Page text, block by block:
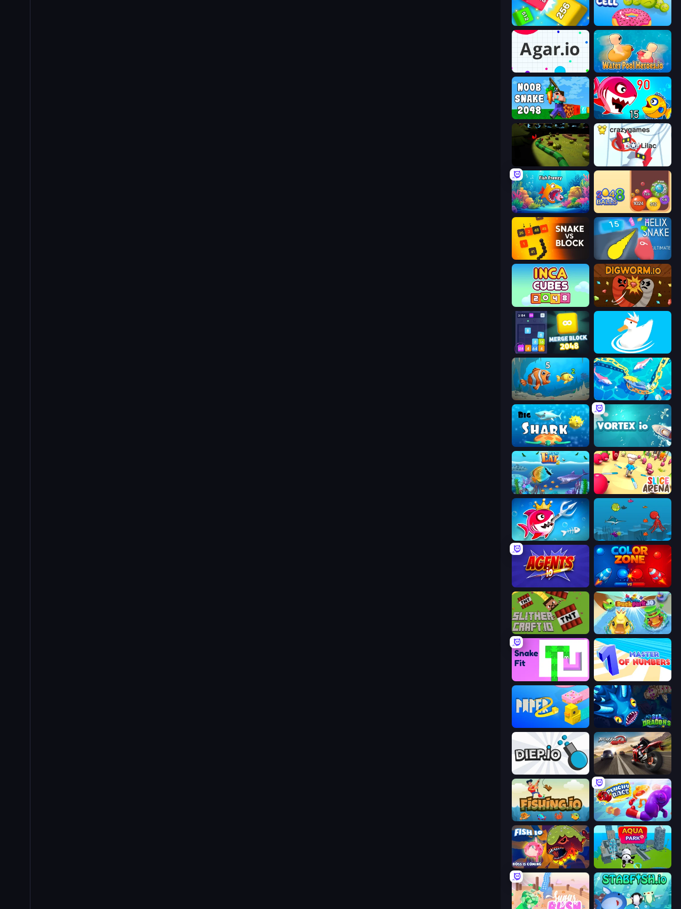
Qube 2048 Boom Cell
Agar.io Water Pool Heroes.io
Noob Snake 2048 Fish Eat Getting Big
Axy Snake 3D Snowball.io
Fish Frenzy Crazy 2048 Balls
Snake VS Block Helix Snake
Inca Cubes 2048 Digworm.io
Merge Block 2048 Ducklings
Hungry Ocean: Eat, Feed and Grow Fish Deep Sea Duel
Big Shark Vortex.io
Let Me Eat 2: Feeding Madness Slice Arena
Fish Stab Getting Big Fish Eat Fishes
Color Zone
SlitherCraft.io DuckPark.io
Snake Fit Master of Numbers
SeaDragons.io
Diep.io Traffic Rider
Fishing.io Punchy Race
Fish IO Aquapark.io